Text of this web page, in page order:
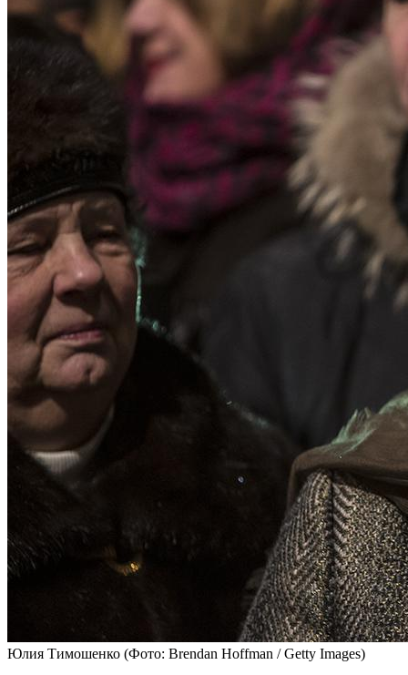
Юлия Тимошенко (Фото: Brendan Hoffman / Getty Images)